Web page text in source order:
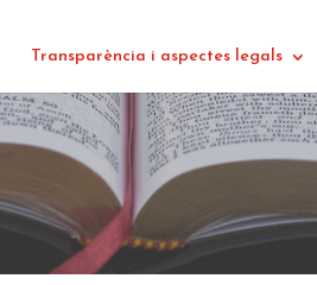
Transparència i aspectes legals